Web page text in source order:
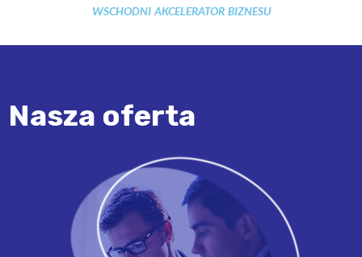
WSCHODNI AKCELERATOR BIZNESU
Nasza oferta